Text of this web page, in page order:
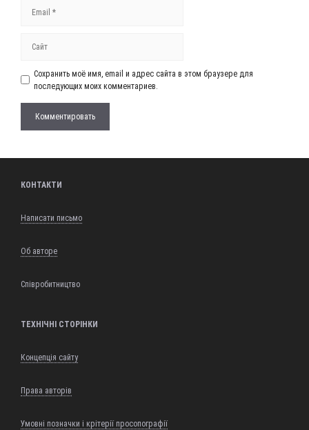
Сохранить моё имя, email и адрес сайта в этом браузере для
последующих моих комментариев.
КОНТАКТИ
Написати письмо
Об авторе
Співробитництво
ТЕХНІЧНІ СТОРІНКИ
Концепція сайту
Права авторів
Умовні позначки і крітерії просопографії